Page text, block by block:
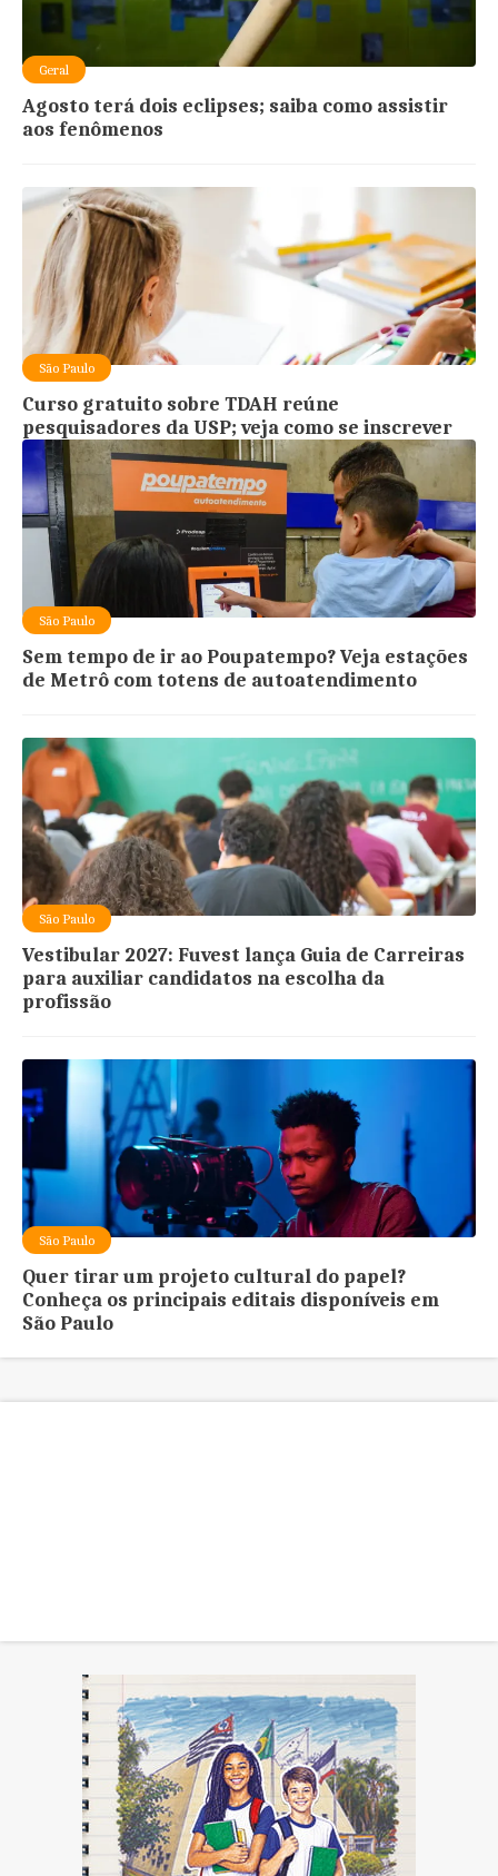
Geral
Agosto terá dois eclipses; saiba como assistir
aos fenômenos
São Paulo
Curso gratuito sobre TDAH reúne
pesquisadores da USP; veja como se inscrever
São Paulo
Sem tempo de ir ao Poupatempo? Veja estações
de Metrô com totens de autoatendimento
São Paulo
Vestibular 2027: Fuvest lança Guia de Carreiras
para auxiliar candidatos na escolha da
profissão
São Paulo
Quer tirar um projeto cultural do papel?
Conheça os principais editais disponíveis em
São Paulo